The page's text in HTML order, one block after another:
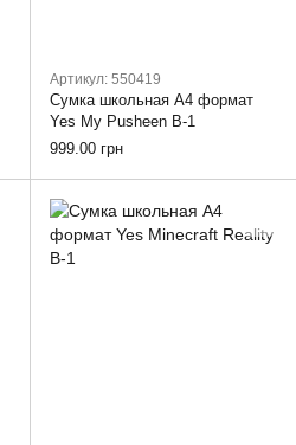
Артикул: 550419
Сумка школьная А4 формат
Yes My Pusheen В-1
999.00 грн